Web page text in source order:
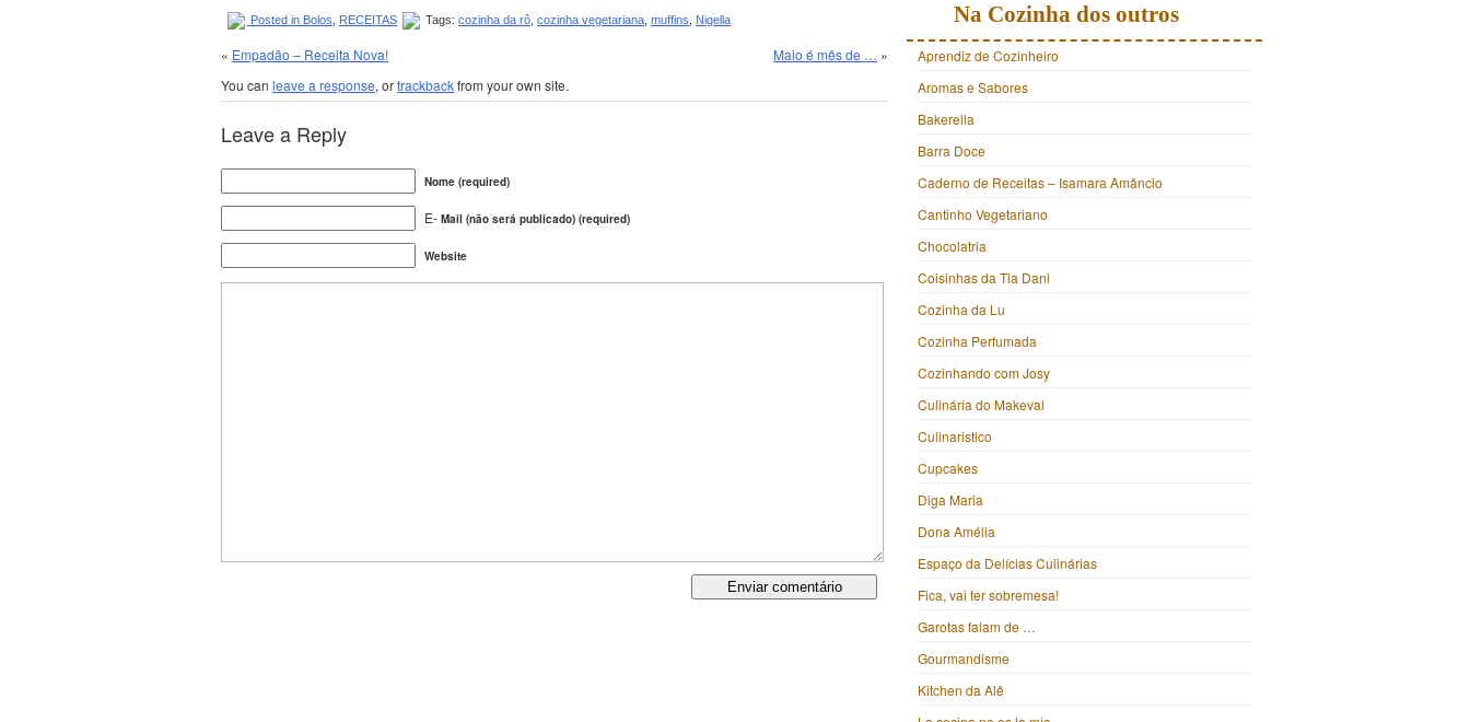
Posted in Bolos RECEITAS Tags: cozinha da rô cozinha vegetariana muffins Nigella
« Empadão – Receita Nova! Maio é mês de … »
You can leave a response, ortrackbackfrom your own site.
Leave a Reply
Nome (required)
E- Mail (não será publicado) (required)
Website
Na Cozinha dos outros
Aprendiz de Cozinheiro
Aromas e Sabores
Bakerella
Barra Doce
Caderno de Receitas – Isamara Amâncio
Cantinho Vegetariano
Chocolatria
Coisinhas da Tia Dani
Cozinha da Lu
Cozinha Perfumada
Cozinhando com Josy
Culinária do Makeval
Culinaristico
Cupcakes
Diga Maria
Dona Amélia
Espaço da Delícias Culinárias
Fica, vai ter sobremesa!
Garotas falam de …
Gourmandisme
Kitchen da Alê